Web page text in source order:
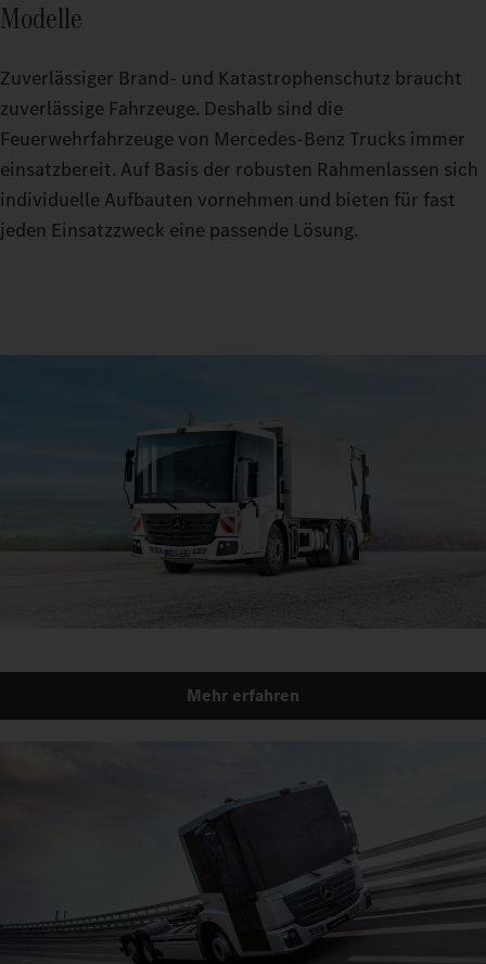
Modelle
Zuverlässiger Brand- und Katastrophenschutz braucht
zuverlässige Fahrzeuge. Deshalb sind die
Feuerwehrfahrzeuge von Mercedes-Benz Trucks immer
einsatzbereit. Auf Basis der robusten Rahmenlassen sich
individuelle Aufbauten vornehmen und bieten für fast
jeden Einsatzzweck eine passende Lösung.
Mehr erfahren